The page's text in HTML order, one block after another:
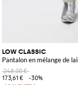
LOW CLASSIC
Pantalon en mélange de
248,00 €
173,61 €
-30%